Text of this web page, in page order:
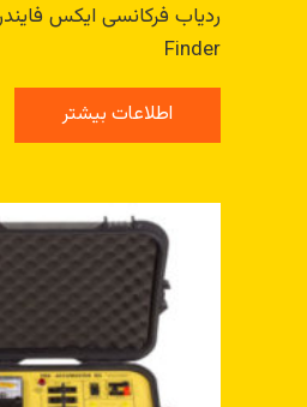
Finder
اطلاعات بیشتر